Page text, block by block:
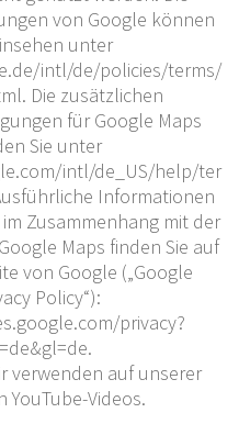
von Google können
unter
intl/de/policies/terms/
Die zusätzlichen
für Google Maps
Sie unter
intl/de_US/help/ter
Informationen
Zusammenhang mit der
Maps finden Sie auf
von Google („Google
Policy“):
privacy?
verwenden auf unserer
YouTube-Videos.